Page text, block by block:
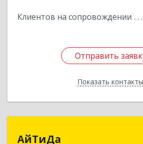
Клиентов на сопровождении
Отправить
Показать контакты
Отправить
Назад
АйТиДа